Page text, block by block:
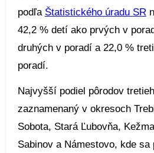
podľa Štatistického úradu SR
42,2 % detí ako prvých v
druhých v poradí a 22,0 %
poradí.
Najvyšší podiel pôrodov
zaznamenaný v okresoch
Sobota, Stará Ľubovňa,
Sabinov a Námestovo, kde sa